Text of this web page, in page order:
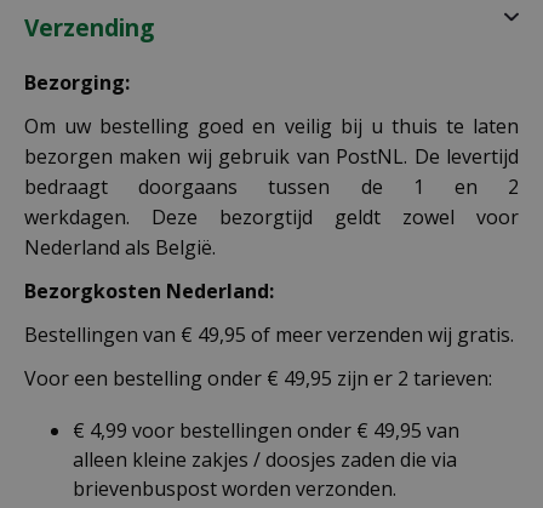
Verzending
Bezorging:
Om uw bestelling goed en veilig bij u thuis te laten
bezorgen maken wij gebruik van PostNL. De levertijd
bedraagt doorgaans tussen de 1 en 2
werkdagen. Deze bezorgtijd geldt zowel voor
Nederland als België.
Bezorgkosten Nederland:
Bestellingen van € 49,95 of meer verzenden wij gratis.
Voor een bestelling onder € 49,95 zijn er 2 tarieven:
€ 4,99 voor bestellingen onder € 49,95 van
alleen kleine zakjes / doosjes zaden die via
brievenbuspost worden verzonden.